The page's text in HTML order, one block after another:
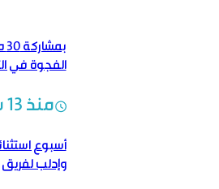
الفجوة في
منذ 13 ساعات
أسبوع
وإدلب